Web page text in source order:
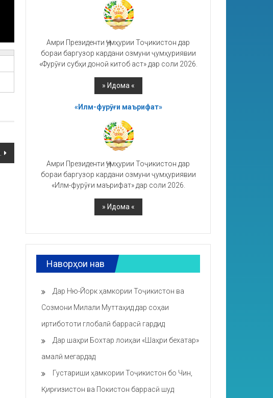
Амри Президенти Ҷумҳурии Тоҷикистон дар
бораи баргузор кардани озмуни ҷумҳуриявии
«Фурӯғи субҳи доноӣ китоб аст» дар соли 2026.
«Илм-фурӯғи маърифат»
Амри Президенти Ҷумҳурии Тоҷикистон дар
бораи баргузор кардани озмуни ҷумҳуриявии
«Илм-фурӯғи маърифат» дар соли 2026.
Наворҳои нав
Дар Ню-Йорк ҳамкории Тоҷикистон ва
Созмони Милали Муттаҳид дар соҳаи
иртибототи глобалӣ баррасӣ гардид
Дар шаҳри Бохтар лоиҳаи «Шаҳри бехатар»
амалӣ мегардад
Густариши ҳамкории Тоҷикистон бо Чин,
Қирғизистон ва Покистон баррасӣ шуд